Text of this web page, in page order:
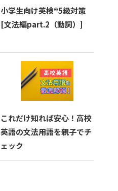
小学生向け英検®︎5級対策
[文法編part.2（動詞）]
これだけ知れば安心！高校
英語の文法用語を親子でチ
ェック